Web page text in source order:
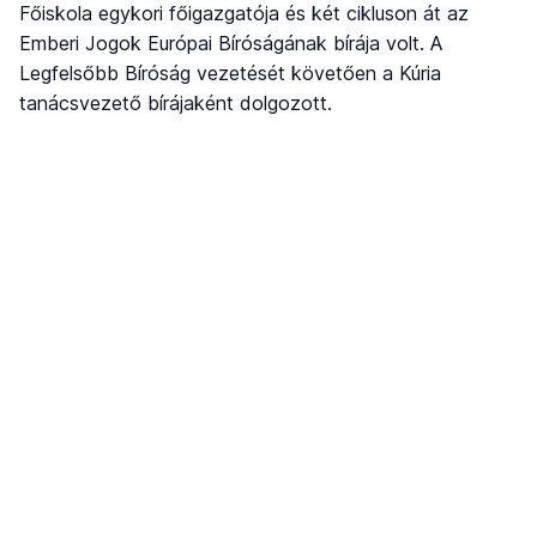
Főiskola egykori főigazgatója és két cikluson át az
Emberi Jogok Európai Bíróságának bírája volt. A
Legfelsőbb Bíróság vezetését követően a Kúria
tanácsvezető bírájaként dolgozott.